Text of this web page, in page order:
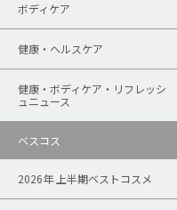
ボディケア
健康・ヘルスケア
健康・ボディケア・リフレッシ
ュニュース
ベスコス
2026年 上半期ベストコスメ